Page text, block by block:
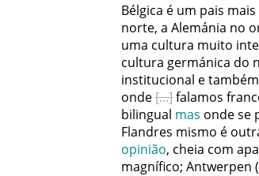
Bélgica é um pais mais
norte, a Alemánia no
uma cultura muito
cultura germánica do
institucional etambém
onde
falamos
bilingual mas ondese
Flandres mismo é
opinião, cheia com
magnífico; Antwerpen (